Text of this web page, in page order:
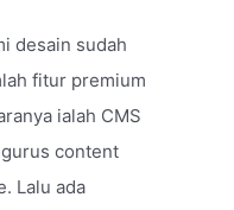
desain sudah
fitur premium
ialah CMS
content
Lalu ada